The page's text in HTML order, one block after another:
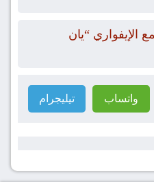
الإيفواري “يان
واتساب تيليجرام